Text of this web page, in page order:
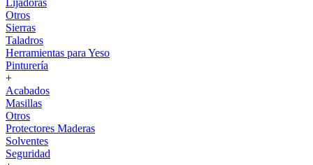
Lijadoras
Otros
Sierras
Taladros
Herramientas para Yeso
Pinturería
+
Acabados
Masillas
Otros
Protectores Maderas
Solventes
Seguridad